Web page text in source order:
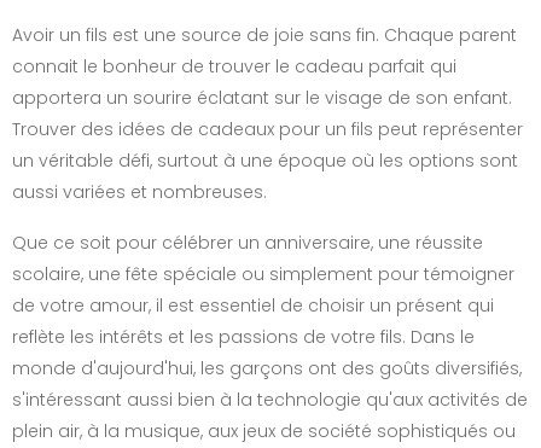
Avoir un fils est une source de joie sans fin. Chaque parent
connait le bonheur de trouver le cadeau parfait qui
apportera un sourire éclatant sur le visage de son enfant.
Trouver des idées de cadeaux pour un fils peut représenter
un véritable défi, surtout à une époque où les options sont
aussi variées et nombreuses.
Que ce soit pour célébrer un anniversaire, une réussite
scolaire, une fête spéciale ou simplement pour témoigner
de votre amour, il est essentiel de choisir un présent qui
reflète les intérêts et les passions de votre fils. Dans le
monde d'aujourd'hui, les garçons ont des goûts diversifiés,
s'intéressant aussi bien à la technologie qu'aux activités de
plein air, à la musique, aux jeux de société sophistiqués ou